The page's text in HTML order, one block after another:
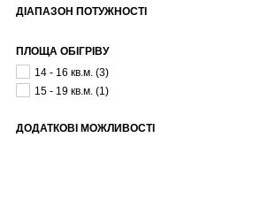
ДІАПАЗОН ПОТУЖНОСТІ
ПЛОЩА ОБІГРІВУ
14 - 16 кв.м. (3)
15 - 19 кв.м. (1)
ДОДАТКОВІ МОЖЛИВОСТІ